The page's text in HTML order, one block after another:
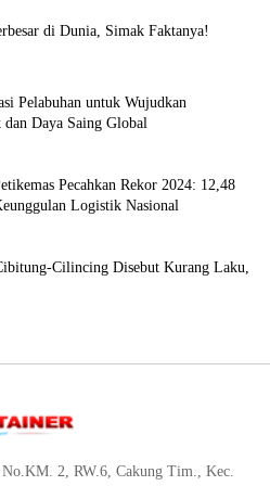
di Dunia, Simak Faktanya!
Pelabuhan untuk Wujudkan
Daya Saing Global
Pecahkan Rekor 2024: 12,48
Logistik Nasional
Cilincing Disebut Kurang Laku,
2, RW.6, Cakung Tim., Kec.